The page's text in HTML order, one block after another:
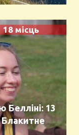
18 місць
Белліні: 13
Блакитне